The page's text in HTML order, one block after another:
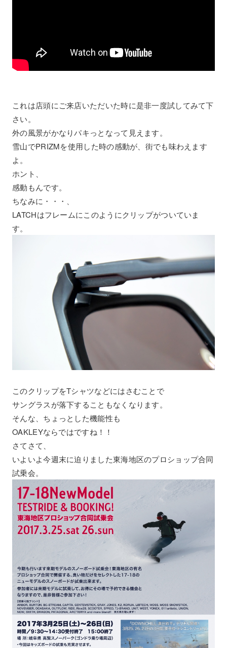
これは店頭にご来店いただいた時に是非一度試してみて下
さい。
外の風景がかなりパキっとなって見えます。
雪山でPRIZMを使用した時の感動が、街でも味わえます
よ。
ホント、
感動もんです。
ちなみに・・・、
LATCHはフレームにこのようにクリップがついていま
す。
このクリップをTシャツなどにはさむことで
サングラスが落下することもなくなります。
そんな、ちょっとした機能性も
OAKLEYならではですね！！
さてさて、
いよいよ今週末に迫りました東海地区のプロショップ合同
試乗会。